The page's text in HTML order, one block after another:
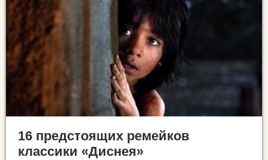
16 предстоящих ремейков
классики «Диснея»